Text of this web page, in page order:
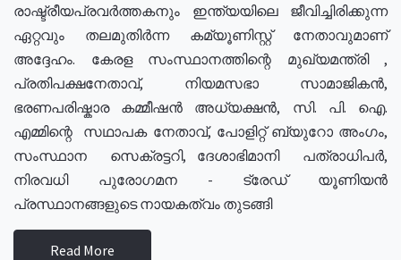
രാഷ്ട്രീയപ്രവർത്തകനും ഇന്ത്യയിലെ ജീവിച്ചിരിക്കുന്ന
ഏറ്റവും തലമുതിർന്ന കമ്യൂണിസ്റ്റ് നേതാവുമാണ്
അദ്ദേഹം. കേരള സംസ്ഥാനത്തിന്റെ മുഖ്യമന്ത്രി ,
പ്രതിപക്ഷനേതാവ്, നിയമസഭാ സാമാജികൻ,
ഭരണപരിഷ്കാര കമ്മീഷൻ അധ്യക്ഷൻ, സി. പി. ഐ.
എമ്മിന്റെ സഥാപക നേതാവ്, പോളിറ്റ് ബ്യുറോ അംഗം,
സംസ്ഥാന സെക്രട്ടറി, ദേശാഭിമാനി പത്രാധിപർ,
നിരവധി പുരോഗമന - ട്രേഡ് യൂണിയൻ
പ്രസ്ഥാനങ്ങളുടെ നായകത്വം തുടങ്ങി
Read More